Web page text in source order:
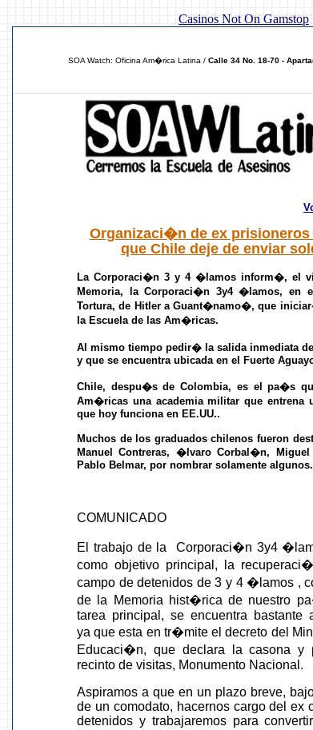
Casinos Not On Gamstop
SOA Watch: Oficina Am�rica Latina / Calle 34 No. 18-70 -
Organizaci�n de ex
que Chile deje de enviar
La Corporaci�n 3 y 4 �lamos inform�, el
Memoria, la Corporaci�n 3y4 �lamos, en
Tortura, de Hitler a Guant�namo�, que
la Escuela de las Am�ricas.
Al mismo tiempo pedir� la salida inmediata
y que se encuentra ubicada en el Fuerte
Chile, despu�s de Colombia, es el pa�s
Am�ricas una academia militar que
que hoy funciona en EE.UU..
Muchos de los graduados chilenos fueron
Manuel Contreras, �lvaro Corbal�n,
Pablo Belmar, por nombrar solamente algunos.
COMUNICADO
El trabajo de la Corporaci�n 3y4
como objetivo principal, la
campo de detenidos de 3 y 4 �lamos ,
de la Memoria hist�rica de nuestro
tarea principal, se encuentra bastante
ya que esta en tr�mite el decreto del
Educaci�n, que declara la casona y
recinto de visitas, Monumento Nacional.
Aspiramos a que en un plazo breve,
de un comodato, hacernos cargo del ex
detenidos y trabajaremos para